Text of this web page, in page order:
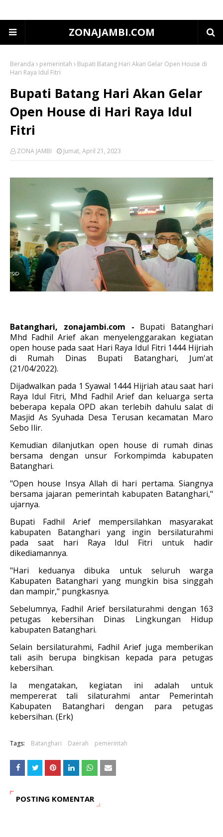
ZONAJAMBI.COM
Beranda pemerintah
Bupati Batang Hari Akan Gelar Open House di
Hari Raya Idul Fitri
Bupati Batang Hari Akan Gelar
Open House di Hari Raya Idul
Fitri
ZONA JAMBI Jumat, April 21, 2023
Batanghari, zonajambi.com - Bupati Batanghari
Mhd Fadhil Arief akan menyelenggarakan kegiatan
open house pada saat Hari Raya Idul Fitri 1444 Hijriah
di Rumah Dinas Bupati Batanghari, Jum'at
(21/04/2022).
Dijadwalkan pada 1 Syawal 1444 Hijriah atau saat hari
Raya Idul Fitri, Mhd Fadhil Arief dan keluarga serta
beberapa kepala OPD akan terlebih dahulu salat di
Masjid As Syuhada Desa Terusan kecamatan Maro
Sebo Ilir.
Kemudian dilanjutkan open house di rumah dinas
bersama dengan unsur Forkompimda kabupaten
Batanghari.
"Open house Insya Allah di hari pertama. Siangnya
bersama jajaran pemerintah kabupaten Batanghari,"
ujarnya.
Bupati Fadhil Arief mempersilahkan masyarakat
kabupaten Batanghari yang ingin bersilaturahmi
pada saat hari Raya Idul Fitri untuk hadir
dikediamannya.
"Hari keduanya dibuka untuk seluruh warga
Kabupaten Batanghari yang mungkin bisa singgah
dan mampir," pungkasnya.
Sebelumnya, Fadhil Arief bersilaturahmi dengan 163
petugas kebersihan Dinas Lingkungan Hidup
kabupaten Batanghari.
Selain bersilaturahmi, Fadhil Arief juga memberikan
tali asih berupa bingkisan kepada para petugas
kebersihan.
Ia mengatakan, kegiatan ini adalah untuk
mempererat tali silaturahmi antar Pemerintah
Kabupaten Batanghari dengan para petugas
kebersihan. (Erk)
Tags: Batanghari Daerah pemerintah
POSTING KOMENTAR